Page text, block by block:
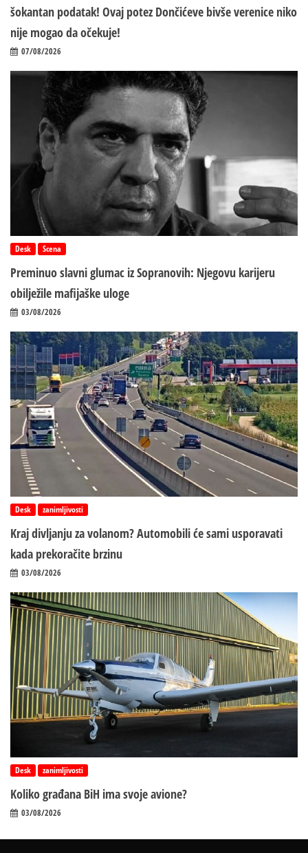
šokantan podatak! Ovaj potez Dončićeve bivše verenice niko
nije mogao da očekuje!
07/08/2026
Desk Scena
Preminuo slavni glumac iz Sopranovih: Njegovu karijeru
obilježile mafijaške uloge
03/08/2026
Desk zanimljivosti
Kraj divljanju za volanom? Automobili će sami usporavati
kada prekoračite brzinu
03/08/2026
Desk zanimljivosti
Koliko građana BiH ima svoje avione?
03/08/2026